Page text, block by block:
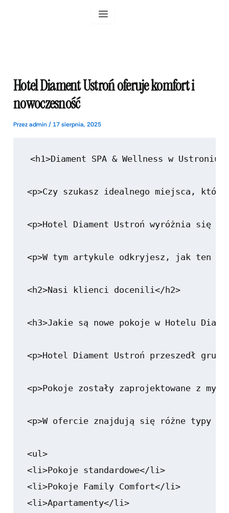
Hotel Diament Ustroń oferuje komfort i
nowoczesność
Przezadmin/ 17 sierpnia, 2025
<h1>Diament SPA & Wellness w
<p>Czy szukasz idealnego miejsca,
<p>Hotel Diament Ustroń wyróżnia się
<p>W tym artykule odkryjesz, jak ten
<h2>Nasi klienci docenili</h2>
<h3>Jakie są nowe pokoje w Hotelu
<p>Hotel Diament Ustroń przeszedł
<p>Pokoje zostały zaprojektowane z
<p>W ofercie znajdują się różne typy
<ul>
<li>Pokoje standardowe</li>
<li>Pokoje Family Comfort</li>
<li>Apartamenty</li>